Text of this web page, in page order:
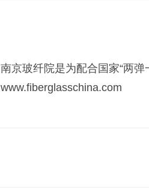
南京玻纤院是为配合国家“两
www.fiberglasschina.com